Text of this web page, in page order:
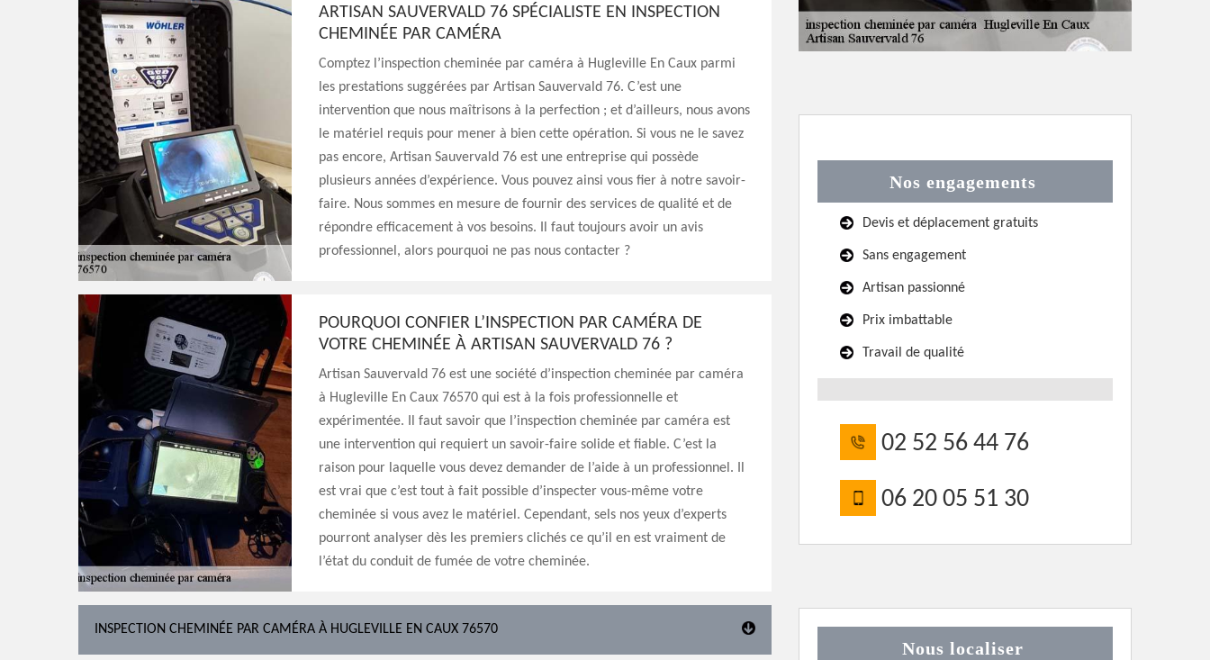
ARTISAN SAUVERVALD 76 SPÉCIALISTE EN INSPECTION
CHEMINÉE PAR CAMÉRA
Comptez l’inspection cheminée par caméra à Hugleville En Caux parmi
les prestations suggérées par Artisan Sauvervald 76. C’est une
intervention que nous maîtrisons à la perfection ; et d’ailleurs, nous avons
le matériel requis pour mener à bien cette opération. Si vous ne le savez
pas encore, Artisan Sauvervald 76 est une entreprise qui possède
plusieurs années d’expérience. Vous pouvez ainsi vous fier à notre savoir-
faire. Nous sommes en mesure de fournir des services de qualité et de
répondre efficacement à vos besoins. Il faut toujours avoir un avis
professionnel, alors pourquoi ne pas nous contacter ?
POURQUOI CONFIER L’INSPECTION PAR CAMÉRA DE
VOTRE CHEMINÉE À ARTISAN SAUVERVALD 76 ?
Artisan Sauvervald 76 est une société d’inspection cheminée par caméra
à Hugleville En Caux 76570 qui est à la fois professionnelle et
expérimentée. Il faut savoir que l’inspection cheminée par caméra est
une intervention qui requiert un savoir-faire solide et fiable. C’est la
raison pour laquelle vous devez demander de l’aide à un professionnel. Il
est vrai que c’est tout à fait possible d’inspecter vous-même votre
cheminée si vous avez le matériel. Cependant, sels nos yeux d’experts
pourront analyser dès les premiers clichés ce qu’il en est vraiment de
l’état du conduit de fumée de votre cheminée.
INSPECTION CHEMINÉE PAR CAMÉRA À HUGLEVILLE EN CAUX 76570
Nos engagements
Devis et déplacement gratuits
Sans engagement
Artisan passionné
Prix imbattable
Travail de qualité
02 52 56 44 76
06 20 05 51 30
Nous localiser